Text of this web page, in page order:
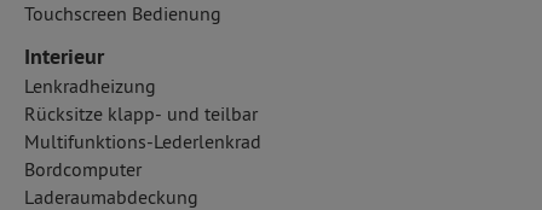
Touchscreen Bedienung
Interieur
Lenkradheizung
Rücksitze klapp- und teilbar
Multifunktions-Lederlenkrad
Bordcomputer
Laderaumabdeckung